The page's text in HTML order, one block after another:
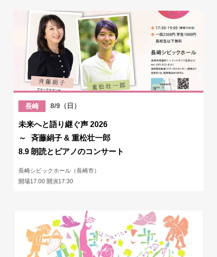
長崎 8/9（日）
未来へと語り継ぐ声 2026
～ 斉藤絹子 & 重松壮一郎
8.9 朗読とピアノのコンサート
長崎シビックホール（長崎市）
開場17:00 開演17:30